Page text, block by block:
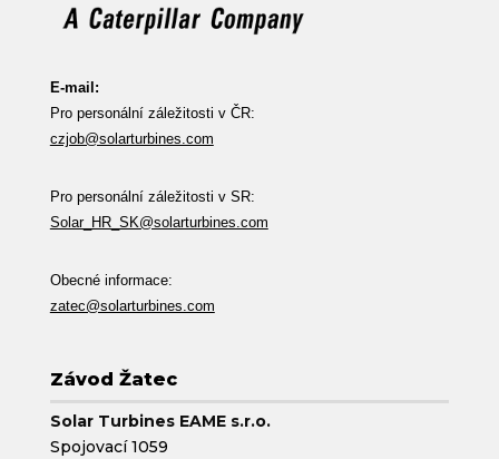
E-mail:
Pro personální záležitosti v ČR:
czjob@solarturbines.com
Pro personální záležitosti v SR:
Solar_HR_SK@solarturbines.com
Obecné informace:
zatec@solarturbines.com
Závod Žatec
Solar Turbines EAME s.r.o.
Spojovací 1059